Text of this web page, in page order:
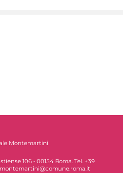
Montemartini
106 - 00154 Roma. Tel. +39